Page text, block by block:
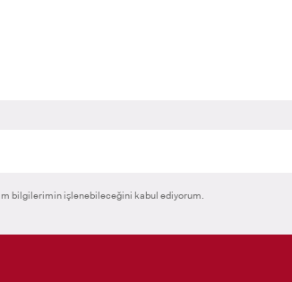
bilgilerimin işlenebileceğini kabul ediyorum.